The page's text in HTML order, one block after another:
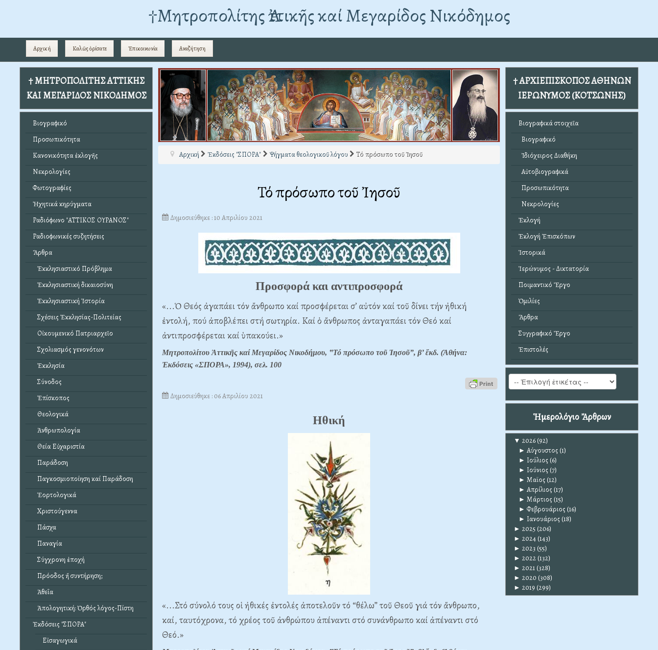
†Mητροπολίτης Ἀττικῆς καί Μεγαρίδος Νικόδημος
Αρχική Καλῶς ὁρίσατε Ἐπικοινωνία Αναζήτηση
† ΜΗΤΡΟΠΟΛΙΤΗΣ ΑΤΤΙΚΗΣ
ΚΑΙ ΜΕΓΑΡΙΔΟΣ ΝΙΚΟΔΗΜΟΣ
Βιογραφικό
Προσωπικότητα
Κανονικότητα ἐκλογῆς
Νεκρολογίες
Φωτογραφίες
Ἠχητικά κηρύγματα
Ραδιόφωνο "ΑΤΤΙΚΟΣ ΟΥΡΑΝΟΣ"
Ραδιοφωνικές συζητήσεις
Ἄρθρα
Ἐκκλησιαστικό Πρόβλημα
Ἐκκλησιαστική δικαιοσύνη
Ἐκκλησιαστική Ἱστορία
Σχέσεις Ἐκκλησίας-Πολιτείας
Οἰκουμενικό Πατριαρχεῖο
Σχολιασμός γενονότων
Ἐκκλησία
Σύνοδος
Ἐπίσκοπος
Θεολογικά
Ἀνθρωπολογία
Θεία Εὐχαριστία
Παράδοση
Παγκοσμιοποίηση καί Παράδοση
Ἑορτολογικά
Χριστούγεννα
Πάσχα
Παναγία
Σύγχρονη ἐποχή
Πρόοδος ἤ συντήρηση;
Ἀθεΐα
Ἀπολογητική: Ὀρθός λόγος-Πίστη
Ἐκδόσεις "ΣΠΟΡΑ"
Εἰσαγωγικά
Αρχική Ἐκδόσεις "ΣΠΟΡΑ" Ψήγματα θεολογικοῦ λόγου Τό πρόσωπο τοῦ Ἰησοῦ
Τό πρόσωπο τοῦ Ἰησοῦ
Δημοσιεύθηκε : 10 Απριλίου 2021
Προσφορά και αντιπροσφορά
«...Ὁ Θεός ἀγαπάει τόν ἄνθρωπο καί προσφέρεται σ’ αὐτόν καί τοῦ δίνει τήν ἠθική
ἐντολή, πού ἀποβλέπει στή σωτηρία. Καί ὁ ἄνθρωπος ἀνταγαπάει τόν Θεό καί
ἀντιπροσφέρεται καί ὑπακούει.»
Μητροπολίτου Ἀττικῆς καί Μεγαρίδος Νικοδήμου, ‟Τό πρόσωπο τοῦ Ἰησοῦ”, β’ ἔκδ. (Ἀθήνα:
Ἐκδόσεις «ΣΠΟΡΑ», 1994), σελ. 100
Δημοσιεύθηκε : 06 Απριλίου 2021
Ηθική
«...Στό σύνολό τους οἱ ἠθικές ἐντολές ἀποτελοῦν τό “θέλω” τοῦ Θεοῦ γιά τόν ἄνθρωπο,
καί, ταυτόχρονα, τό χρέος τοῦ ἀνθρώπου ἀπέναντι στό συνάνθρωπο καί ἀπέναντι στό
Θεό.»
† ΑΡΧΙΕΠΙΣΚΟΠΟΣ ΑΘΗΝΩΝ
ΙΕΡΩΝΥΜΟΣ (ΚΟΤΣΩΝΗΣ)
Βιογραφικά στοιχεῖα
Βιογραφικό
Ἰδιόχειρος Διαθήκη
Αὐτοβιογραφικά
Προσωπικότητα
Νεκρολογίες
Ἐκλογή
Ἐκλογή Ἐπισκόπων
Ἱστορικά
Ἱερώνυμος - Δικτατορία
Ποιμαντικό Ἔργο
Ὁμιλίες
Ἄρθρα
Συγγραφικό Ἔργο
Ἐπιστολές
Ἡμερολόγιο Ἄρθρων
▼ 2026(92)
► Αύγουστος (1)
► Ιούλιος (6)
► Ιούνιος (7)
► Μαϊος (12)
► Απρίλιος (17)
► Μάρτιος (15)
► Φεβρουάριος (16)
► Ιανουάριος (18)
► 2025 (206)
► 2024(143)
► 2023 (55)
► 2022(132)
► 2021(328)
► 2020 (308)
► 2019 (299)